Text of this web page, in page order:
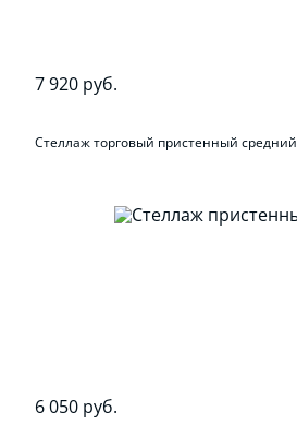
7 920 руб.
Стеллаж торговый пристенный средний
6 050 руб.